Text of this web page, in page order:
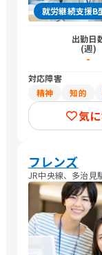
就労継続支援B
出勤日
(週)
-
対応障害
精神
知的
気
フレンズ
JR中央線、多治見